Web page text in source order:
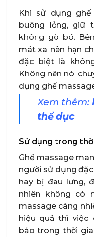
Khi sử dụng
buông lỏng, giữ
không gò bó.
mát xa nên hạn
đặc biệt là
Không nên nói
dụng ghế
Xem thêm:
thể dục
Sử dụng trong
Ghế massage
người sử dụng
hay bị đau lưng,
nhiên không có
massage càng
hiệu quả thì việc
bảo trong thời